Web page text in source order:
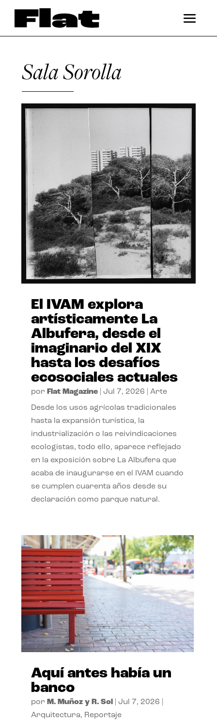
Sala Sorolla
El IVAM explora
artísticamente La
Albufera, desde el
imaginario del XIX
hasta los desafíos
ecosociales actuales
por Flat Magazine| Jul 7, 2026 Arte
Desde los usos agrícolas tradicionales
hasta la expansión turística, la
industrialización o las reivindicaciones
ecologistas, todo ello, aparece reflejado
en la exposición sobre La Albufera que
acaba de inaugurarse en el IVAM cuando
se cumplen cuarenta años desde su
declaración como parque natural.
Aquí antes había un
banco
por M. Muñoz y R. Sol Jul 7, 2026
Arquitectura, Reportaje